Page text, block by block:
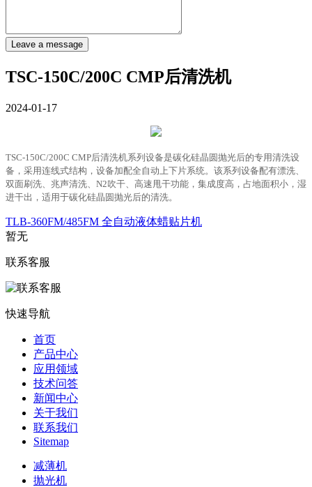
Leave a message
TSC-150C/200C CMP后清洗机
2024-01-17
TSC-150C/200C CMP后清洗机系列设备是碳化硅晶圆抛光后的专用清洗设
备，采用连线式结构，设备加配全自动上下片系统。该系列设备配有漂洗、
双面刷洗、兆声清洗、N2吹干、高速甩干功能，集成度高，占地面积小，湿
进干出，适用于碳化硅晶圆抛光后的清洗。
TLB-360FM/485FM 全自动液体蜡贴片机
暂无
联系客服
快速导航
首页
产品中心
应用领域
技术问答
新闻中心
关于我们
联系我们
Sitemap
减薄机
抛光机